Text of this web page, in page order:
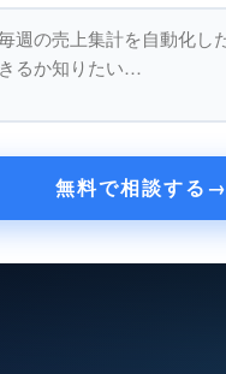
無料で相談する →